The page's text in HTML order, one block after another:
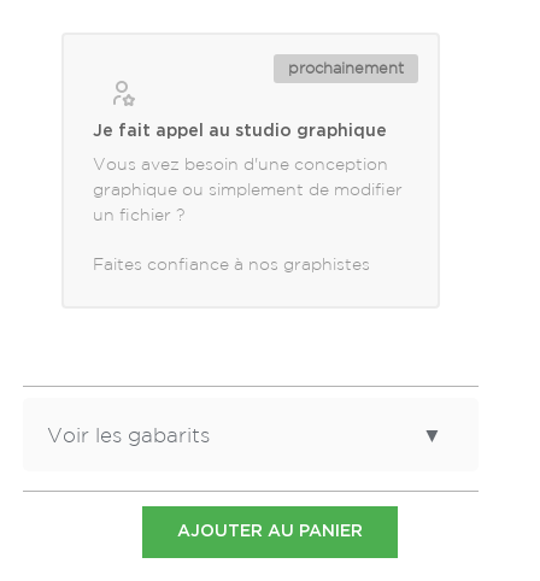
prochainement
Je fait appel au studio graphique
Vous avez besoin d'une conception
graphique ou simplement de modifier
un fichier ?
Faites confiance à nos graphistes
Voir les gabarits ▼
Gabarit
AJOUTER AU PANIER